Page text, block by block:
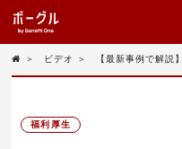
＞ ビデオ ＞ 【最新事例で解
福利厚生